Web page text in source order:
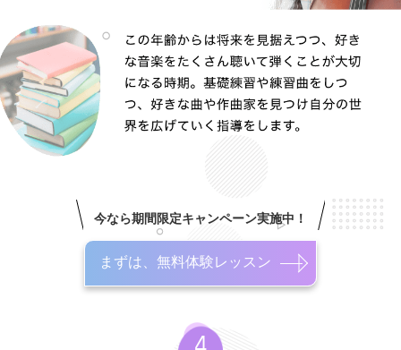
今なら期間限定キャンペーン実施中！
まずは、無料体験レッスン